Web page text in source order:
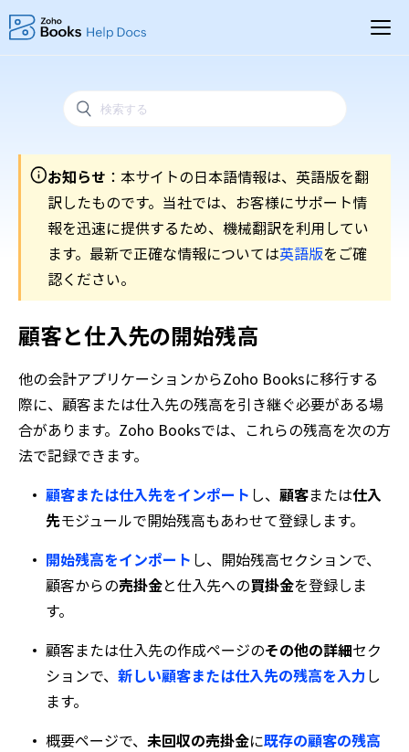
お知らせ ：本サイトの日本語情報は、英語版を翻
訳したものです。当社では、お客様にサポート情
報を迅速に提供するため、機械翻訳を利用してい
ます。最新で正確な情報については英語版をご確
認ください。
顧客と仕入先の開始残高
他の会計アプリケーションからZoho Booksに移行する
際に、顧客または仕入先の残高を引き継ぐ必要がある場
合があります。Zoho Booksでは、これらの残高を次の方
法で記録できます。
顧客または仕入先をインポート し、 顧客または仕入
先モジュールで開始残高もあわせて登録します。
開始残高をインポート し、 開始残高セクションで、
顧客からの売掛金と仕入先への買掛金を登録しま
す。
顧客または仕入先の作成ページのその他の詳細セク
ションで、 新しい顧客または仕入先の残高を入力 し
ます。
概要ページで、 未回収の売掛金に既存の顧客の残高